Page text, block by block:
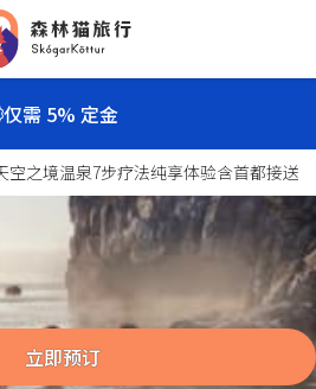
仅需 5% 定金
空之境温泉7步疗法纯享体验含首都接送
之境温泉7步疗法纯享
立即预订